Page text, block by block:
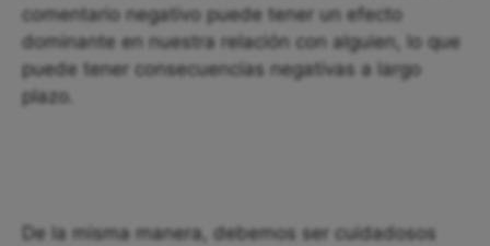
comentario negativo puede tener un efecto
dominante en nuestra relación con alguien, lo que
puede tener consecuencias negativas a largo
plazo.
De la misma manera, debemos ser cuidadosos